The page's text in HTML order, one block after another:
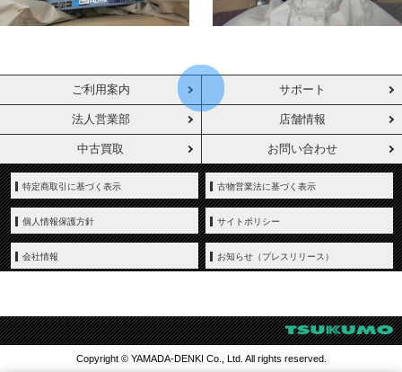
ご利用案内 サポート
法人営業部 店舗情報
中古買取 お問い合わせ
特定商取引に基づく表示 古物営業法に基づく表示
個人情報保護方針 サイトポリシー
会社情報 お知らせ（プレスリリース）
Copyright © YAMADA-DENKI Co., Ltd. All rights reserved.